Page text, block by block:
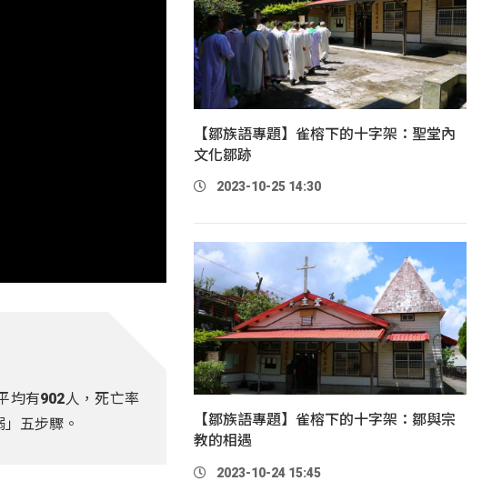
均有902人，死亡率
五步驟。
【鄒族語專題】雀榕下的十字架：聖堂內
文化鄒跡
2023-10-25 14:30
【鄒族語專題】雀榕下的十字架：鄒與宗
教的相遇
2023-10-24 15:45